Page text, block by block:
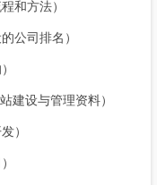
和方法）
公司排名）
建设与管理资料）
）